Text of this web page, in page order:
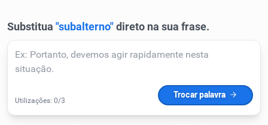
Cata-letras